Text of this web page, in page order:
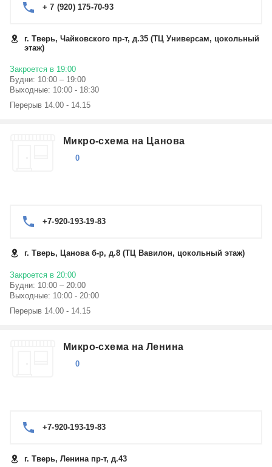
+ 7 (920) 175-70-93
г. Тверь, Чайковского пр-т, д.35 (ТЦ Универсам, цокольный
этаж)
Закроется в 19:00
Будни: 10:00 – 19:00
Выходные: 10:00 - 18:30
Перерыв 14.00 - 14.15
Микро-схема на Цанова
0
+7-920-193-19-83
г. Тверь, Цанова б-р, д.8 (ТЦ Вавилон, цокольный этаж)
Закроется в 20:00
Будни: 10:00 – 20:00
Выходные: 10:00 - 20:00
Перерыв 14.00 - 14.15
Микро-схема на Ленина
0
+7-920-193-19-83
г. Тверь, Ленина пр-т, д.43